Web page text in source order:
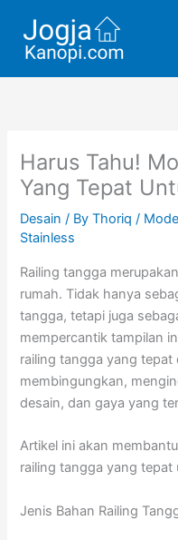
content
Harus Tahu!
Yang Tepat
Desain / ByThoriq/
Stainless
Railing tangga
rumah. Tidak hanya
tangga, tetapi juga
mempercantik tampilan
railing tangga yang
membingungkan,
desain, dan gaya yang
Artikel ini akan
railing tangga yang tepat
Jenis Bahan Railing